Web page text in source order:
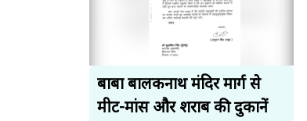
बाबा बालकनाथ मंदिर मार्ग से
मीट-मांस और शराब की दुकानें